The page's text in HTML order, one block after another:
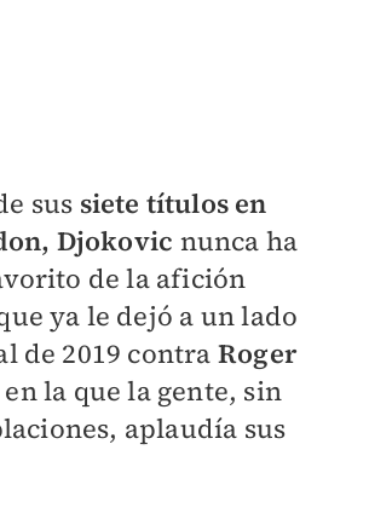
sus siete títulos en
Djokovic nunca ha
de la afición
ya le dejó a un lado
de 2019 contra Roger
la que la gente, sin
aplaudía sus